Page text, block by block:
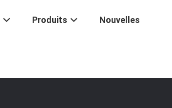
Produits Nouvelles